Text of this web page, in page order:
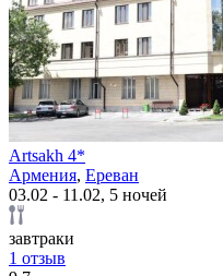
Artsakh 4*
Армения, Ереван
03.02 - 11.02, 5 ночей
завтраки
1 отзыв